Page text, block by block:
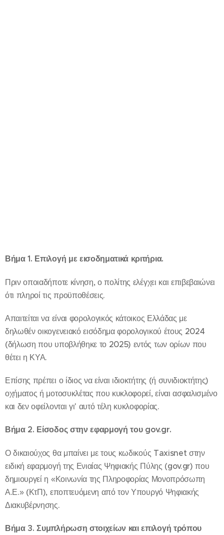
Βήμα 1. Επιλογή με εισοδηματικά κριτήρια.
Πριν οποιαδήποτε κίνηση, ο πολίτης ελέγχει και επιβεβαιώνει
ότι πληροί τις προϋποθέσεις.
Απαιτείται να είναι φορολογικός κάτοικος Ελλάδας με
δηλωθέν οικογενειακό εισόδημα φορολογικού έτους 2024
(δήλωση που υποβλήθηκε το 2025) εντός των ορίων που
θέτει η ΚΥΑ.
Επίσης πρέπει ο ίδιος να είναι ιδιοκτήτης (ή συνιδιοκτήτης)
οχήματος ή μοτοσυκλέτας που κυκλοφορεί, είναι ασφαλισμένο
και δεν οφείλονται γι' αυτό τέλη κυκλοφορίας.
Βήμα 2. Είσοδος στην εφαρμογή του gov.gr.
Ο δικαιούχος θα μπαίνει με τους κωδικούς Taxisnet στην
ειδική εφαρμογή της Ενιαίας Ψηφιακής Πύλης (gov.gr) που
δημιουργεί η «Κοινωνία της Πληροφορίας Μονοπρόσωπη
Α.Ε.» (ΚτΠ), εποπτευόμενη από τον Υπουργό Ψηφιακής
Διακυβέρνησης.
Βήμα 3. Συμπλήρωση στοιχείων και επιλογή τρόπου